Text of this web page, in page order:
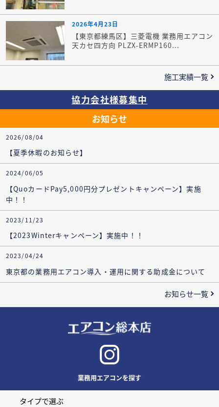
2026年4月23日
【東京都練馬区】三菱電機 業務用エアコン
天カセ四方向 PLZX-ERMP160...
施工実績一覧
協力会社様募集中
お知らせ
2026/08/04
【夏季休暇のお知らせ】
2024/06/05
【QuoカードPay5,000円分プレゼントキャンペーン】実施
中！！
2023/11/23
【2023Winterキャンペーン】実施中！！
2023/04/24
東京都の業務用エアコン導入・運用に関する助成金について
お知らせ一覧
業務用エアコンを探す
タイプで選ぶ